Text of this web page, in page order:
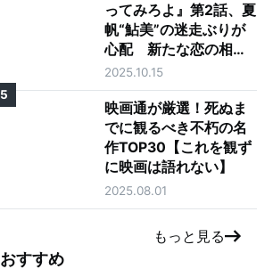
ってみろよ』第2話、夏
帆“鮎美”の迷走ぶりが
心配 新たな恋の相手
に「大丈夫そう？」の
声も
2025.10.15
5
映画通が厳選！死ぬま
でに観るべき不朽の名
作TOP30【これを観ず
に映画は語れない】
2025.08.01
もっと見る
おすすめ